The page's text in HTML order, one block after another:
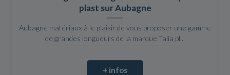
plast sur Aubagne
Aubagne matériaux à le plaisir de vous proposer une gamme
de grandes longueurs de la marque Talia pl...
+ infos